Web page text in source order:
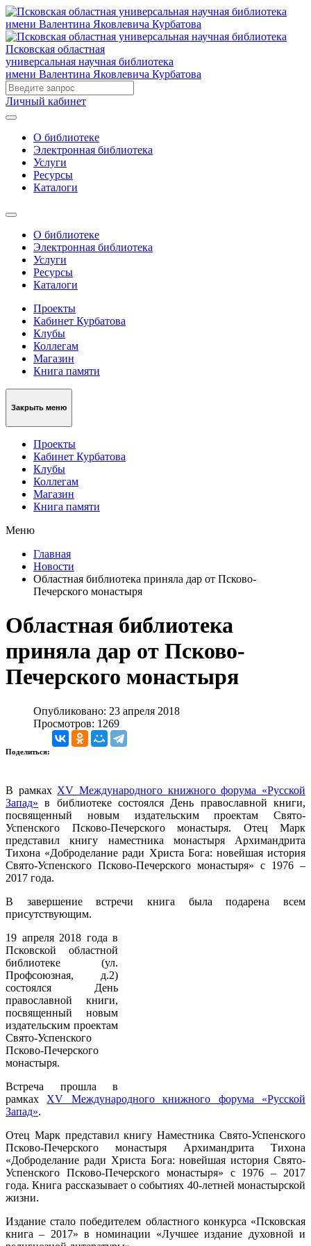
Псковская областная
универсальная научная библиотека
имени Валентина Яковлевича Курбатова
Личный кабинет
О библиотеке
Электронная библиотека
Услуги
Ресурсы
Каталоги
О библиотеке
Электронная библиотека
Услуги
Ресурсы
Каталоги
Проекты
Кабинет Курбатова
Клубы
Коллегам
Магазин
Книга памяти
Закрыть меню
Проекты
Кабинет Курбатова
Клубы
Коллегам
Магазин
Книга памяти
Меню
Главная
Новости
Областная библиотека приняла дар от Псково-
Печерского монастыря
Областная библиотека
приняла дар от Псково-
Печерского монастыря
Опубликовано: 23 апреля 2018
Просмотров: 1269
Поделиться:
В рамках XV Международного книжного форума «Русской
Запад» в библиотеке состоялся День православной книги,
посвященный новым издательским проектам Свято-
Успенского Псково-Печерского монастыря. Отец Марк
представил книгу наместника монастыря Архимандрита
Тихона «Доброделание ради Христа Бога: новейшая история
Свято-Успенского Псково-Печерского монастыря» с 1976 –
2017 года.
В завершение встречи книга былаподарена всем
присутствующим.
19 апреля 2018 года в
Псковской областной
библиотеке (ул.
Профсоюзная, д.2)
состоялся День
православной книги,
посвященный новым
издательским проектам
Свято-Успенского
Псково-Печерского
монастыря.
Встреча прошла в
рамках XV Международного книжного форума «Русской
Запад».
Отец Марк представил книгу Наместника Свято-Успенского
Псково-Печерского монастыря Архимандрита Тихона
«Доброделание ради Христа Бога: новейшая история Свято-
Успенского Псково-Печерского монастыря» с 1976 – 2017
года. Книга рассказывает о событиях 40-летней монастырской
жизни.
Издание стало победителем областного конкурса «Псковская
книга – 2017» в номинации «Лучшее издание духовной и